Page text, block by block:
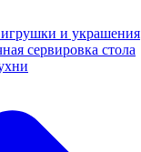
и украшения
сервировка стола